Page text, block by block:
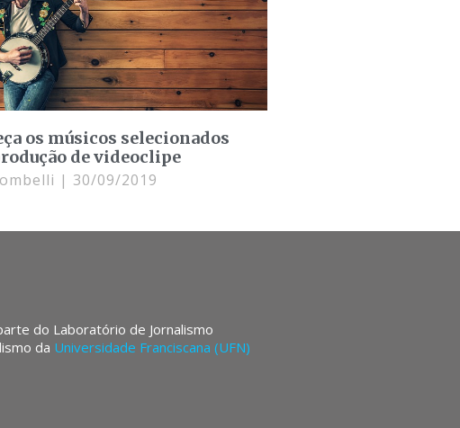
os músicos selecionados
de videoclipe
30/09/2019
do Laboratório de Jornalismo
da Universidade Franciscana (UFN)